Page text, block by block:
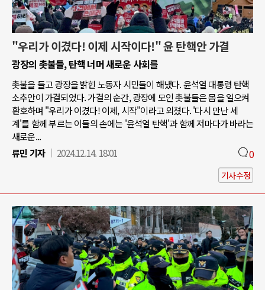
"우리가 이겼다! 이제 시작이다!" 윤 탄핵안 가결
광장의 촛불들, 탄핵 너머 새로운 사회를
촛불을 들고 광장을 밝힌 노동자 시민들이 해냈다. 윤석열 대통령 탄핵
소추안이 가결되었다. 가결의 순간, 광장에 모인 촛불들은 몸을 일으켜
환호하며 "우리가 이겼다! 이제, 시작"이라고 외쳤다. '다시 만난 세
계'를 함께 부르는 이들의 손에는 '윤석열 탄핵'과 함께 저마다가 바라는
새로운...
류민 기자
2024.12.14. 18:01 0
기사수정